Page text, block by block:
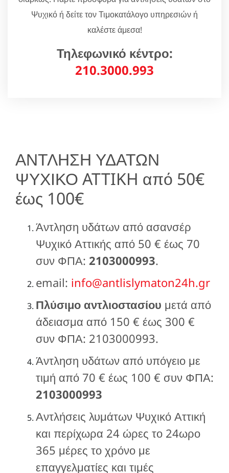
Ψυχικό ή δείτε τον Τιμοκατάλογο υπηρεσιών ή
καλέστε άμεσα!
Τηλεφωνικό κέντρο:
210.3000.993
ΑΝΤΛΗΣΗ ΥΔΑΤΩΝ
ΨΥΧΙΚΟ ATTIKH από 50€
έως 100€
Άντληση υδάτων από ασανσέρ
Ψυχικό Αττικής από 50 € έως 70
συν ΦΠΑ: 2103000993.
email: info@antlislymaton24h.gr
Πλύσιμο αντλιοστασίου μετά από
άδειασμα από 150 € έως 300 €
συν ΦΠΑ: 2103000993.
Άντληση υδάτων από υπόγειο με
τιμή από 70 € έως 100 € συν ΦΠΑ:
2103000993
Αντλήσεις λυμάτων Ψυχικό Αττική
και περίχωρα 24 ώρες το 24ωρο
365 μέρες το χρόνο με
επαγγελματίες και τιμές